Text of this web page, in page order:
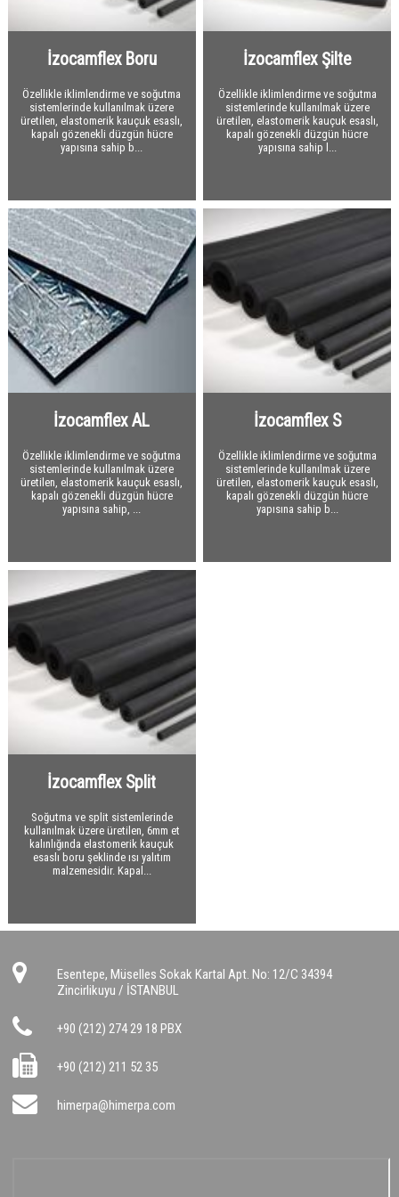
Taşyünü Dökme
İzocamflex
Kauçuk Özel Malzemeler
Polietilen
Polietilen
Tesisat Kaplamaları
Danmat PVC Folyo
Hava Kanalları
Havalandırma Fanları
Yardımcı Malzemeler
Akustik Süngerler
Kauçuk Levha ve Şilteler
Titreşim Alıcılar
Yardımcı Malzemeler
Yangın Yalıtım Malzemeleri
Kalsiyum Silikat Levhalar
Yangın Geçiş Bariyerleri
Yardımcı Malzemeler
Drenaj
Drenaj Levhaları
Yardımcı Malzemeler
Bitümlü Membranlar
Bitümlü Likitler Astarlar
Bitümlü Membranlar
PVC - EPDM Membranlar
PVC Membranlar
Kauçuk Bitüm Membran
EPDM Membranlar
Geotekstil Keçe
Geotekstil Keçe
Yapı Kimyasalları
Yapı Kimyasalları
OSB
OSB
Çatı Kaplama Malzemeleri
Çatı Bitümlü Ondüle Levha
Çatı ve Cephe Örtüleri
Çatı Shingle
Yapı Levhaları
Alçı Levha
Sandviç Paneller
Çatı Panelleri
Soğuk Depo Panelleri
Akustik Paneller
Bantlar
Ses ve Isı Yalıtım Bantları
Su Yalıtım Bantları
Sızdırmazlık Bantları
Diğer Bantlar
Sıva Fileleri
Pimler
Vidalar
Profiller
Alüminyum / Galvaniz Sac
Alüminyum Sac
Diğer Malzemeler
Fibrocam Cam Elyaf
Depron / Kapron
Naylon / Polietilen Branda
Neopran EPDM Conta
Oluklu Karton
Plywood Su Kontraplağı
İzocamflex Boru
Özellikle iklimlendirme ve soğutma
sistemlerinde kullanılmak üzere
üretilen, elastomerik kauçuk esaslı,
kapalı gözenekli düzgün hücre
yapısına sahip b...
İzocamflex Şilte
Özellikle iklimlendirme ve soğutma
sistemlerinde kullanılmak üzere
üretilen, elastomerik kauçuk esaslı,
kapalı gözenekli düzgün hücre
yapısına sahip l...
İzocamflex AL
Özellikle iklimlendirme ve soğutma
sistemlerinde kullanılmak üzere
üretilen, elastomerik kauçuk esaslı,
kapalı gözenekli düzgün hücre
yapısına sahip, ...
İzocamflex S
Özellikle iklimlendirme ve soğutma
sistemlerinde kullanılmak üzere
üretilen, elastomerik kauçuk esaslı,
kapalı gözenekli düzgün hücre
yapısına sahip b...
İzocamflex Split
Soğutma ve split sistemlerinde
kullanılmak üzere üretilen, 6mm et
kalınlığında elastomerik kauçuk
esaslı boru şeklinde ısı yalıtım
malzemesidir. Kapal...
Esentepe, Müselles Sokak Kartal Apt. No: 12/C 34394
Zincirlikuyu / İSTANBUL
+90 (212) 274 29 18 PBX
+90 (212) 211 52 35
himerpa@himerpa.com